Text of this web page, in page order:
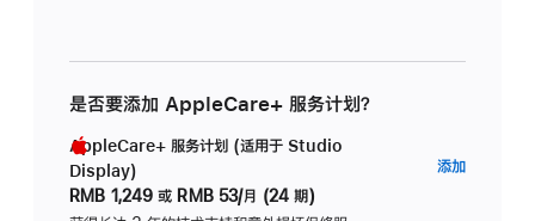
是否要添加 AppleCare+ 服务计划？
AppleCare+ 服务计划 (适用于 Studio
Display)
RMB 1,249 或 RMB 53/月 (24 期)
添加